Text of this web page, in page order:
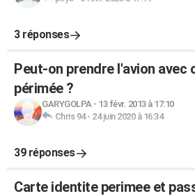
3 réponses
Peut-on prendre l'avion avec
périmée ?
GARYGOLPA- 13 févr. 2013 à 17:10
Chris 94- 24 juin 2020 à 16:34
39 réponses
Carte identite perimee et